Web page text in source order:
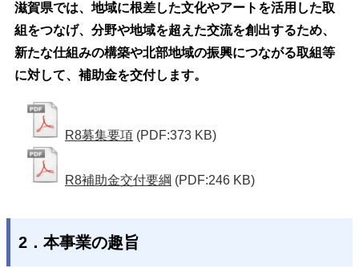
滋賀県では、地域に根差した文化やアートを活用した取
組をつなげ、分野や地域を超えた交流を創出するため、
新たな仕組みの構築や北部地域の振興につながる取組等
に対して、補助金を交付します。
R8募集要項 (PDF:373 KB)
R8補助金交付要綱 (PDF:246 KB)
2．本事業の趣旨